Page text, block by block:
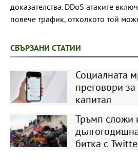
доказателства. DDoS атаките
повече трафик, отколкото той
СВЪРЗАНИ СТАТИИ
Социалната
преговори
капитал
Тръмп сложи
битка с